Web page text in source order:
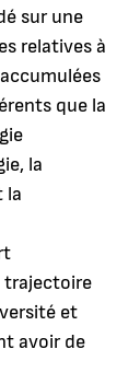
sur une
relatives à
que la
la
la
trajectoire
et
avoir de